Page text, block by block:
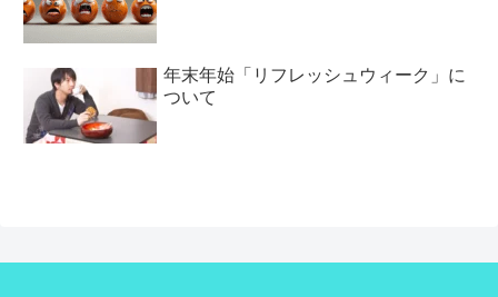
年末年始「リフレッシュウィーク」に
ついて